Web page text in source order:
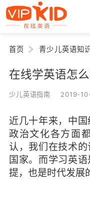
首页 青少儿英语知
在线学英语怎
少儿英语指南 2019-
近几十年来，中
政治文化各方面
认，我们在技术
国家。而学习英
提，也是时代发展